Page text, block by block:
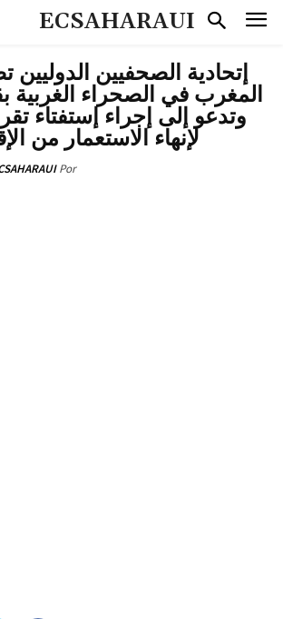
ECSAHARAUI
إتحادية الصحفيين
المغرب في الصحراء الغربية
وتدعو إلى إجراء إستفتاء
لإنهاء الاستعمار من
Por